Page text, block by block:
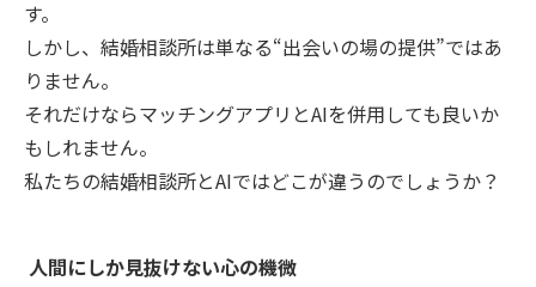
す。
しかし、結婚相談所は単なる“出会いの場の提供”ではあ
りません。
それだけならマッチングアプリとAIを併用しても良いか
もしれません。
私たちの結婚相談所とAIではどこが違うのでしょうか？
人間にしか見抜けない心の機微